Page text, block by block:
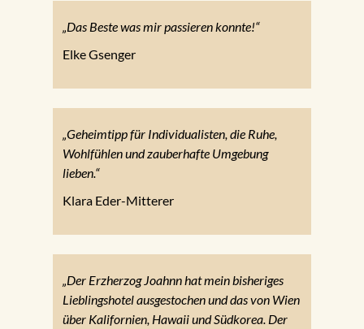
„Das Beste was mir passieren konnte!“
Elke Gsenger
„Geheimtipp für Individualisten, die Ruhe,
Wohlfühlen und zauberhafte Umgebung
lieben.“
Klara Eder-Mitterer
„Der Erzherzog Joahnn hat mein bisheriges
Lieblingshotel ausgestochen und das von Wien
über Kalifornien, Hawaii und Südkorea. Der